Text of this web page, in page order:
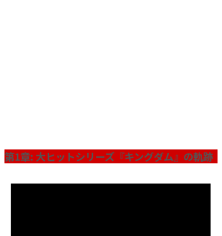
第1章: 大ヒットシリーズ『キングダム』の軌跡